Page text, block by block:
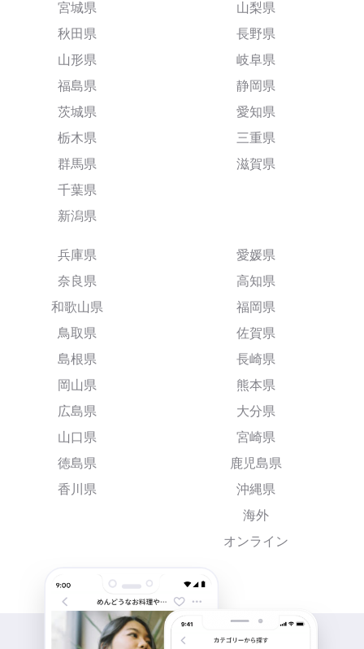
宮城県
秋田県
山形県
福島県
茨城県
栃木県
群馬県
千葉県
新潟県
山梨県
長野県
岐阜県
静岡県
愛知県
三重県
滋賀県
兵庫県
奈良県
和歌山県
鳥取県
島根県
岡山県
広島県
山口県
徳島県
香川県
愛媛県
高知県
福岡県
佐賀県
長崎県
熊本県
大分県
宮崎県
鹿児島県
沖縄県
海外
オンライン